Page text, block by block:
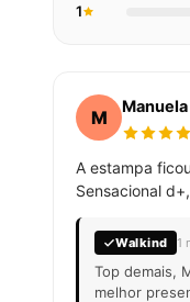
1
M
A estampa
Sensacional
Walkind 1
Top demais,
melhor